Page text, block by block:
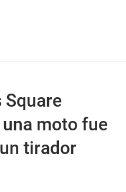
Square
moto fue
tirador